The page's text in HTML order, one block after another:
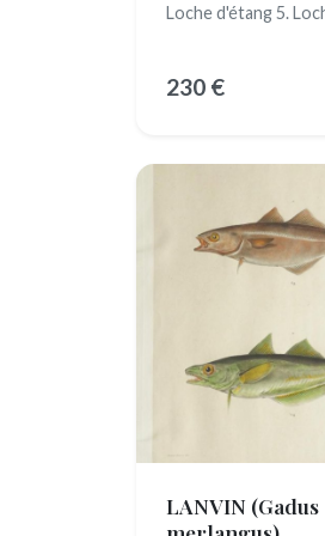
Loche d'étang 5.
230 €
LANVIN (Gadus